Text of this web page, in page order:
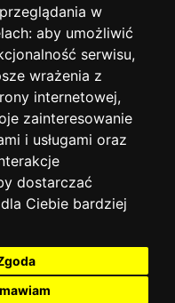
w
aby umożliwić
serwisu,
wrażenia z
internetowej,
zainteresowanie
i usługami oraz
dostarczać
Ciebie bardziej
motorowych. Poznaj
AB.
ohlins@ohlins.pl